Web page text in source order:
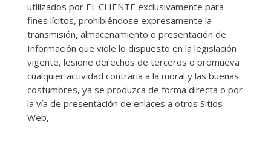
utilizados por EL CLIENTE exclusivamente para
fines lícitos, prohibiéndose expresamente la
transmisión, almacenamiento o presentación de
Información que viole lo dispuesto en la legislación
vigente, lesione derechos de terceros o promueva
cualquier actividad contraria a la moral y las buenas
costumbres, ya se produzca de forma directa o por
la vía de presentación de enlaces a otros Sitios
Web,